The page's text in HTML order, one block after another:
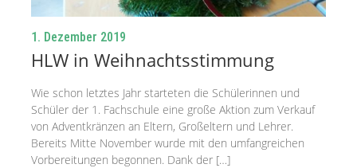
1. Dezember 2019
HLW in Weihnachtsstimmung
Wie schon letztes Jahr starteten die Schülerinnen und
Schüler der 1. Fachschule eine große Aktion zum Verkauf
von Adventkränzen an Eltern, Großeltern und Lehrer.
Bereits Mitte November wurde mit den umfangreichen
Vorbereitungen begonnen. Dank der […]